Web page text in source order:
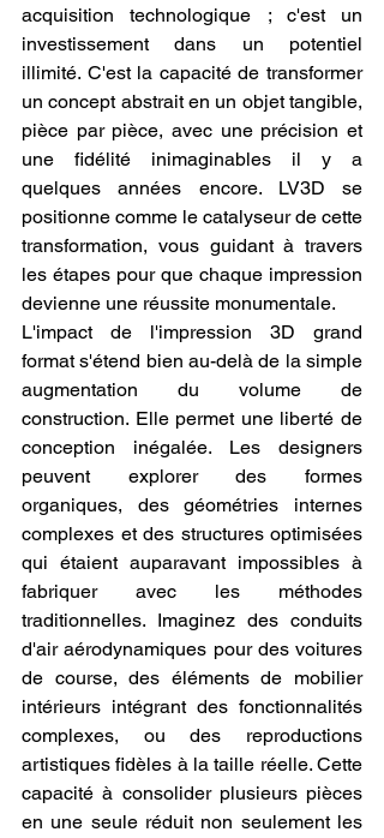
acquisition technologique ; c'est un
investissement dans un potentiel
illimité. C'est la capacité de transformer
un concept abstrait en un objet tangible,
pièce par pièce, avec une précision et
une fidélité inimaginables il y a
quelques années encore. LV3D se
positionne comme le catalyseur de cette
transformation, vous guidant à travers
les étapes pour que chaque impression
devienne une réussite monumentale.
L'impact de l'impression 3D grand
format s'étend bien au-delà de la simple
augmentation du volume de
construction. Elle permet une liberté de
conception inégalée. Les designers
peuvent explorer des formes
organiques, des géométries internes
complexes et des structures optimisées
qui étaient auparavant impossibles à
fabriquer avec les méthodes
traditionnelles. Imaginez des conduits
d'air aérodynamiques pour des voitures
de course, des éléments de mobilier
intérieurs intégrant des fonctionnalités
complexes, ou des reproductions
artistiques fidèles à la taille réelle. Cette
capacité à consolider plusieurs pièces
en une seule réduit non seulement les